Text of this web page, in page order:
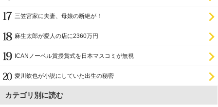
三笠宮家に夫妻、母娘の断絶が！
麻生太郎が愛人の店に2360万円
ICANノーベル賞授賞式を日本マスコミが無視
愛川欽也が小説にしていた出生の秘密
カテゴリ別に読む